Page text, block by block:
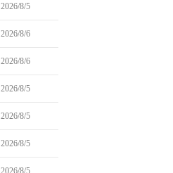
2026/8/5
2026/8/6
2026/8/6
2026/8/5
2026/8/5
2026/8/5
2026/8/5